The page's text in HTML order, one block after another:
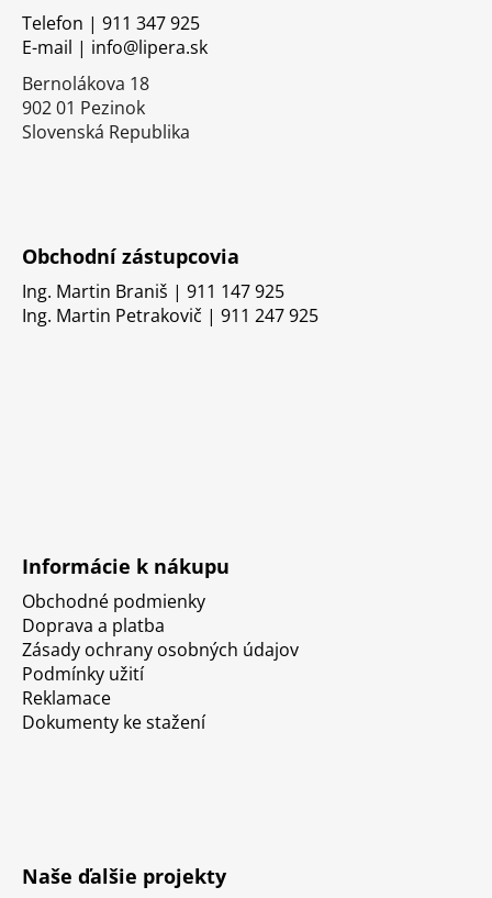
Telefon | 911 347 925
E-mail | info@lipera.sk
Bernolákova 18
902 01 Pezinok
Slovenská Republika
Obchodní zástupcovia
Ing. Martin Braniš | 911 147 925
Ing. Martin Petrakovič | 911 247 925
Informácie k nákupu
Obchodné podmienky
Doprava a platba
Zásady ochrany osobných údajov
Podmínky užití
Reklamace
Dokumenty ke stažení
Naše ďalšie projekty